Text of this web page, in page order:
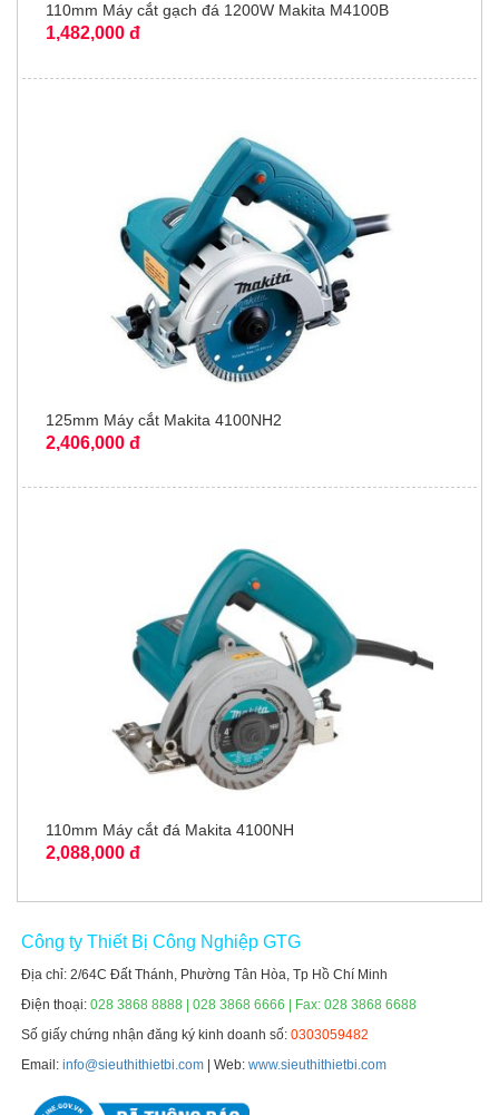
110mm Máy cắt gạch đá 1200W Makita M4100B
1,482,000 đ
125mm Máy cắt Makita 4100NH2
2,406,000 đ
110mm Máy cắt đá Makita 4100NH
2,088,000 đ
Công ty Thiết Bị Công Nghiệp GTG
Địa chỉ: 2/64C Đất Thánh, Phường Tân Hòa, Tp Hồ Chí Minh
Điện thoại:028 3868 8888 | 028 3868 6666 | Fax: 028 3868 6688
Số giấy chứng nhận đăng ký kinh doanh số:0303059482
Email:info@sieuthithietbi.com | Web:www.sieuthithietbi.com